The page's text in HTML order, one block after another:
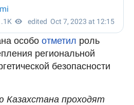
особо отметил роль
региональной
безопасности
Казахстана проходят